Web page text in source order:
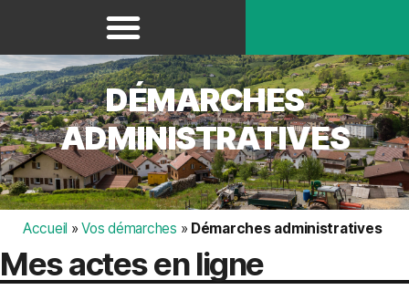
DÉMARCHES
ADMINISTRATIVES
Accueil »Vos démarches » Démarches administratives
Mes actes en ligne